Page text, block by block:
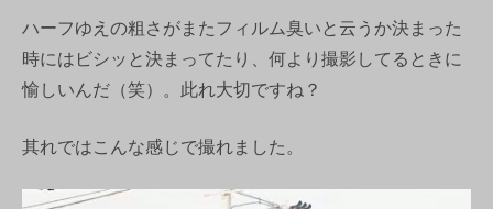
ハーフゆえの粗さがまたフィルム臭いと云うか決まった
時にはビシッと決まってたり、何より撮影してるときに
愉しいんだ（笑）。此れ大切ですね？
其れではこんな感じで撮れました。